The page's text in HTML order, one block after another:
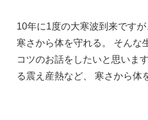
10年に1度の大寒波到来です
寒さから体を守れる。 そんな
コツのお話をしたいと思いま
る震え産熱など、 寒さから体